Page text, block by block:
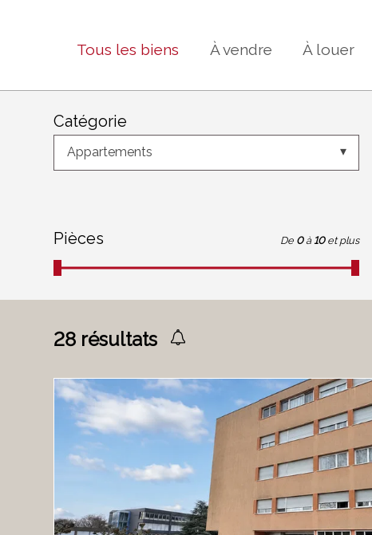
Tous les biens À vendre À louer
Catégorie
Appartements
Pièces De 0 à 10 et plus
28 résultats